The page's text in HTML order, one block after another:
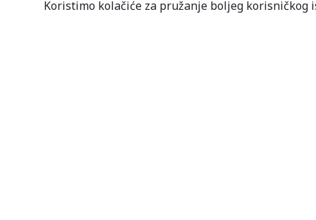
Koristimo kolačiće za pružanje boljeg korisničkog
Tvrtka Mališić MP